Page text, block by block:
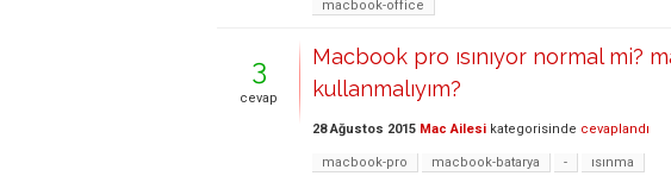
macbook-office
3
cevap
Macbook pro ısınıyor normal mi?
kullanmalıyım?
28 Ağustos 2015 Mac Ailesi kategorisinde cevaplandı
macbook-pro macbook-batarya - ısınma